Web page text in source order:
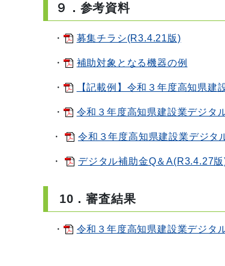
９．参考資料
・ 募集チラシ(R3.4.21版)
・ 補助対象となる機器の例
・ 【記載例】令和３年度高知県
・ 令和３年度高知県建設業デジタ
・ 令和３年度高知県建設業デジタ
・ デジタル補助金Q＆A(R3.4.27版
10．審査結果
・ 令和３年度高知県建設業デジタ